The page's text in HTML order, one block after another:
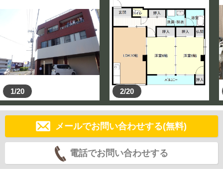
1/20 2/20
メールでお問い合わせする(無料)
電話でお問い合わせする